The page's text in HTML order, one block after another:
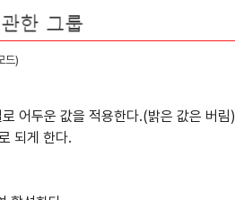
드)
어두운 값을 적용한다.(밝은 값은 버림)
되게 한다.